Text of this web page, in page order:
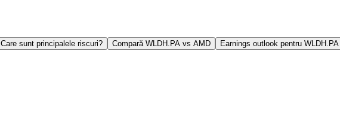
Care sunt principalele riscuri? Compară WLDH.PA vs AMD Earnings outlook pentru WLDH.PA